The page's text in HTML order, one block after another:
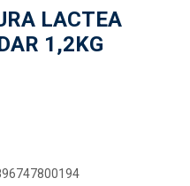
LACTEA
1,2KG